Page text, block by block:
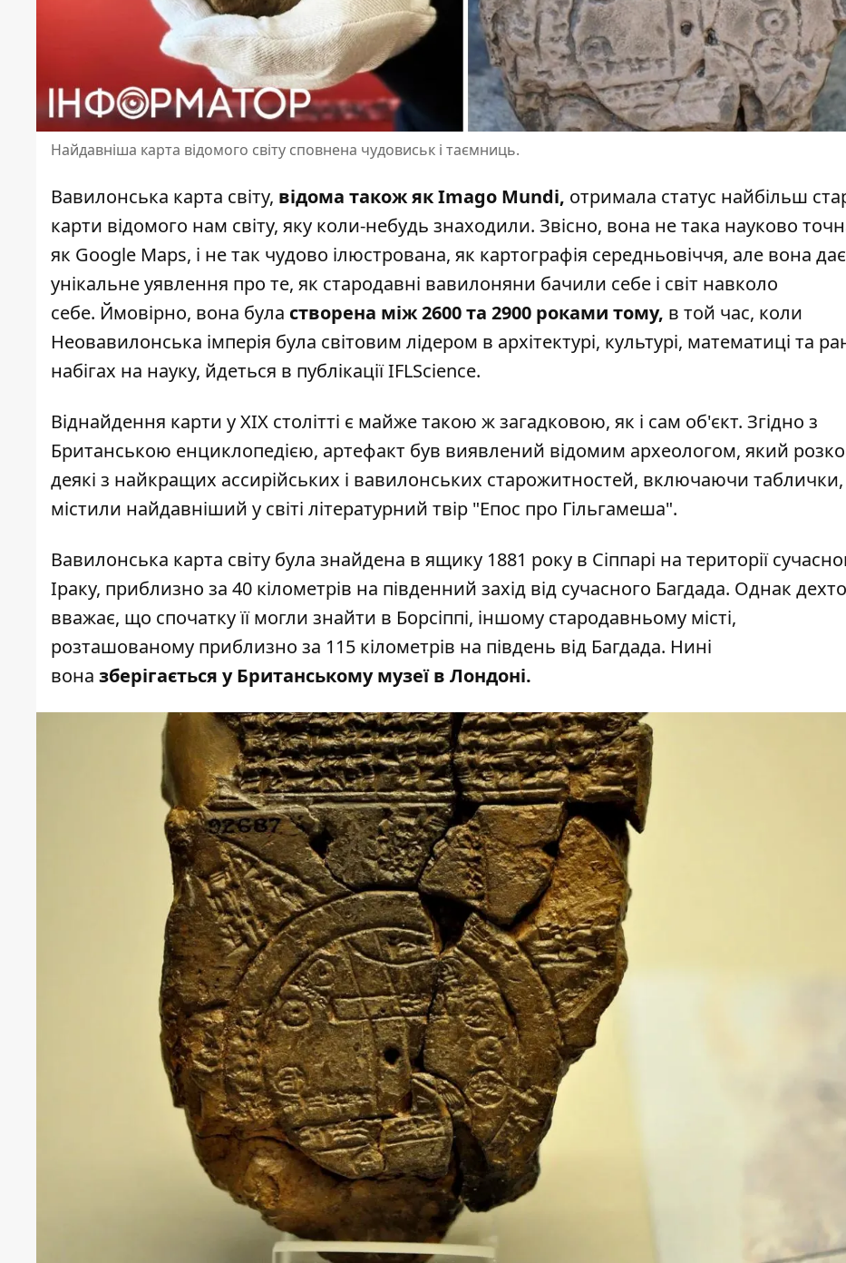
Найдавніша карта відомого світу сповнена чудовиськ і таємниць.
Вавилонська карта світу, відома також як Imago Mundi, отримала статус найбільш
карти відомого нам світу, яку коли-небудь знаходили. Звісно, вона не така науково
як Google Maps, і не так чудово ілюстрована, як картографія середньовіччя, але вона дає
унікальне уявлення про те, як стародавні вавилоняни бачили себе і світ навколо
себе. Ймовірно, вона була створена між 2600 та 2900 роками тому, в той час, коли
Неовавилонська імперія була світовим лідером в архітектурі, культурі, математиці та
набігах на науку, йдеться в публікації IFLScience.
Віднайдення карти у XIX столітті є майже такою ж загадковою, як і сам об'єкт. Згідно з
Британською енциклопедією, артефакт був виявлений відомим археологом, який
деякі з найкращих ассирійських і вавилонських старожитностей, включаючи
містили найдавніший у світі літературний твір "Епос про Гільгамеша".
Вавилонська карта світу була знайдена в ящику 1881 року в Сіппарі на території
Іраку, приблизно за 40 кілометрів на південний захід від сучасного Багдада. Однак дехто
вважає, що спочатку її могли знайти в Борсіппі, іншому стародавньому місті,
розташованому приблизно за 115 кілометрів на південь від Багдада. Нині
вона зберігається у Британському музеї в Лондоні.